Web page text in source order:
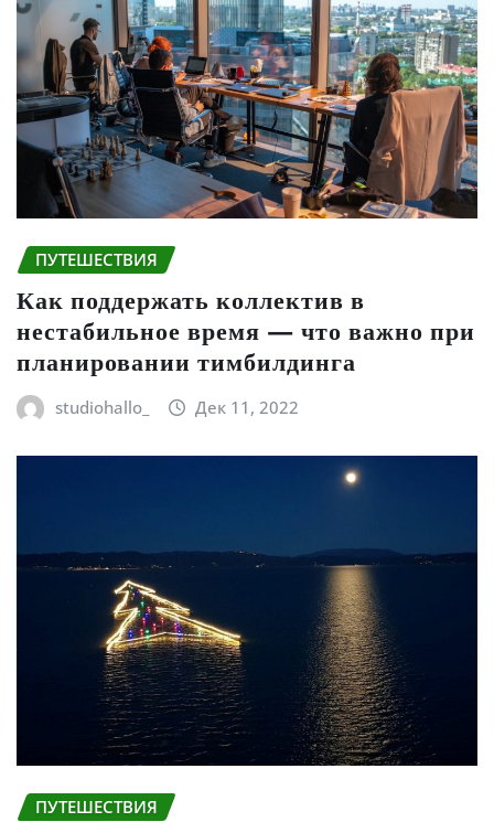
ПУТЕШЕСТВИЯ
Как поддержать коллектив в
нестабильное время — что важно при
планировании тимбилдинга
studiohallo_ Дек 11, 2022
ПУТЕШЕСТВИЯ